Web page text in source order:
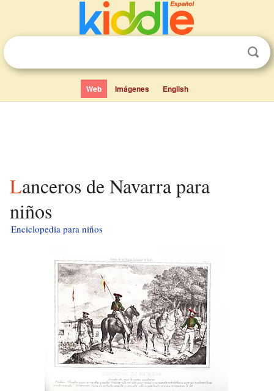
Web Imágenes English
Lanceros de Navarra para
niños
Enciclopedia para niños